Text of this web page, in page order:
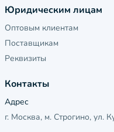
Юридическим лицам
Оптовым клиентам
Поставщикам
Реквизиты
Контакты
Адрес
г. Москва, м. Строгино, ул.